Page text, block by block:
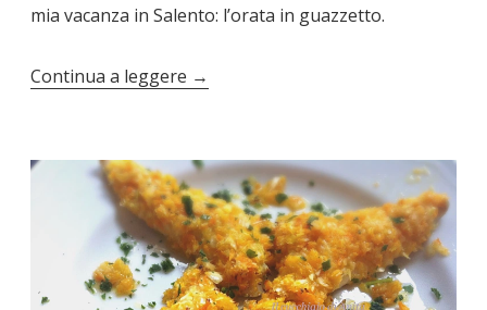
mia vacanza in Salento: l’orata in guazzetto.
Continua a leggere →